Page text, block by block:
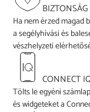
Ha nem érzed magad
a segélyhívási és
vészhelyzeti
CONNECT
Tölts le egyéni
és widgeteket a